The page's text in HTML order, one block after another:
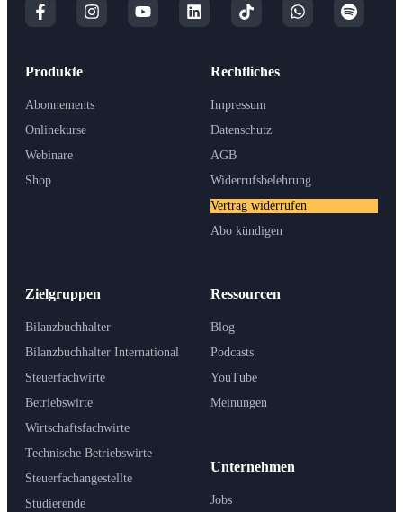
Produkte
Abonnements
Onlinekurse
Webinare
Shop
Zielgruppen
Bilanzbuchhalter
Bilanzbuchhalter International
Steuerfachwirte
Betriebswirte
Wirtschaftsfachwirte
Technische Betriebswirte
Steuerfachangestellte
Studierende
Ressourcen
Blog
Podcasts
YouTube
Meinungen
Unternehmen
Jobs
Rechtliches
Impressum
Datenschutz
AGB
Widerrufsbelehrung
Vertrag widerrufen
Abo kündigen